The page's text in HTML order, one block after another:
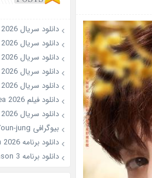
دانلود سریال A Bona Fide Killer 2026
دانلود سریال The Apartment Job 2026
دانلود سریال Flex X Cop 2026
دانلود سریال Spooky in Love 2026
دانلود سریال The Husband 2026
دانلود فیلم Hana Korea 2026
دانلود سریال Criminal 2026
بیوگرافی Go Youn-jung
دانلود برنامه Kill It: Style Creator Showdown 2026
دانلود برنامه Fresh off the Sea Season 3